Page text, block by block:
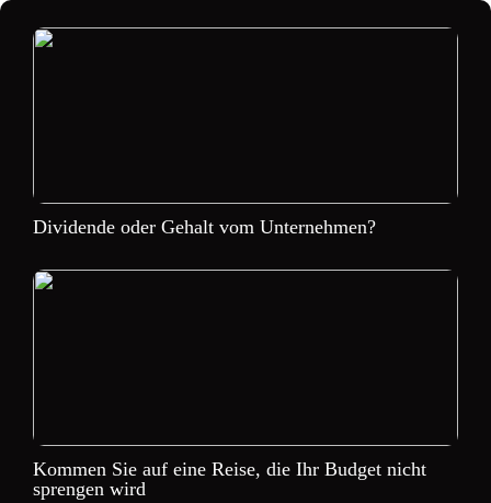
Dividende oder Gehalt vom Unternehmen?
Kommen Sie auf eine Reise, die Ihr Budget nicht
sprengen wird